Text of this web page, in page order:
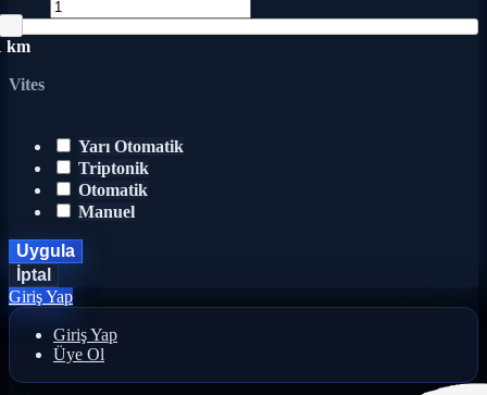
km
Vites
Yarı Otomatik
Triptonik
Otomatik
Manuel
Uygula
İptal
Giriş Yap
Giriş Yap
Üye Ol